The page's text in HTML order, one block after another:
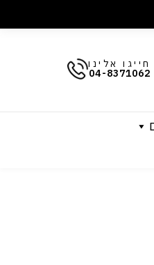
חייגו אלינו
04-8371062